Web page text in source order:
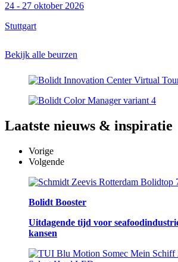
24 - 27 oktober 2026
Stuttgart
Bekijk alle beurzen
Laatste nieuws & inspiratie
Vorige
Volgende
Bolidt Booster
Uitdagende tijd voor
kansen